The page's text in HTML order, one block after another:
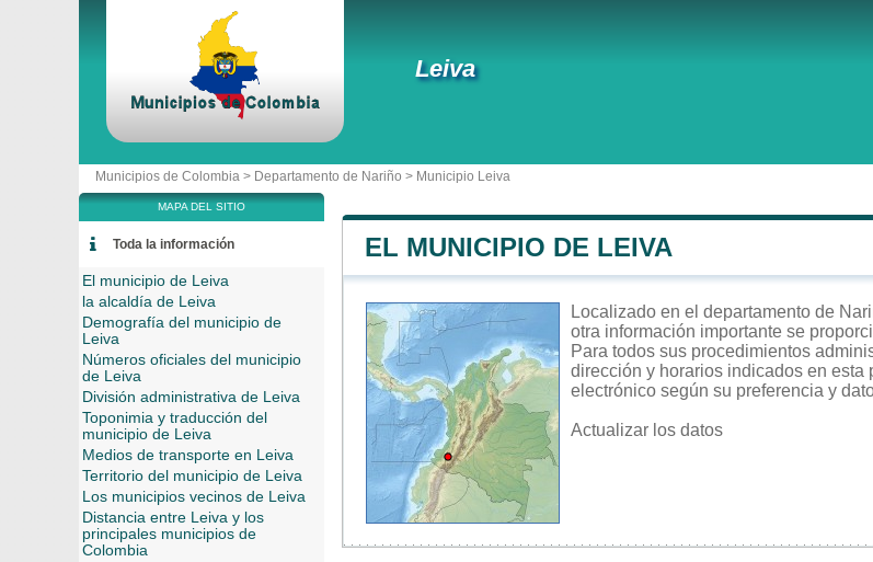
Leiva
Municipios de Colombia > Departamento de Nariño > Municipio Leiva
EL MUNICIPIO DE LEIVA
Localizado en el departamento de
otra información importante se
Para todos sus procedimientos
dirección y horarios indicados en esta
electrónico según su preferencia y
Actualizar los datos
MAPA DEL SITIO
Toda la información
El municipio de Leiva
la alcaldía de Leiva
Demografía del municipio de
Leiva
Números oficiales del municipio
de Leiva
División administrativa de Leiva
Toponimia y traducción del
municipio de Leiva
Medios de transporte en Leiva
Territorio del municipio de Leiva
Los municipios vecinos de Leiva
Distancia entre Leiva y los
principales municipios de
Colombia